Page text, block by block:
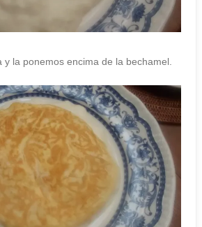
y la ponemos encima de la bechamel.